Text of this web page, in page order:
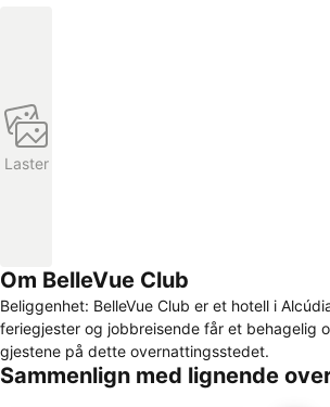
Laster
Om BelleVue Club
Beliggenhet: BelleVue Club er et hotell i
feriegjester og jobbreisende får et behagelig
gjestene på dette overnattingsstedet.
Sammenlign med lignende